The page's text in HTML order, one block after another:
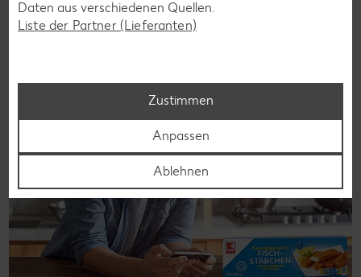
Mehr erfahren
Daten aus verschiedenen Quellen.
Liste der Partner (Lieferanten)
Zustimmen
Anpassen
Ablehnen